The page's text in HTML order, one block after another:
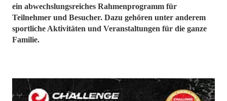
ein abwechslungsreiches Rahmenprogramm für
Teilnehmer und Besucher. Dazu gehören unter anderem
sportliche Aktivitäten und Veranstaltungen für die ganze
Familie.